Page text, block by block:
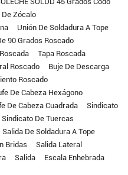
Zócalo
Unión De Soldadura A Tope
90 Grados Roscado
Tapa Roscada
Roscado
Buje De Descarga
Roscado
De Cabeza Hexágono
De Cabeza Cuadrada
Sindicato
Sindicato De Tuercas
Salida De Soldadura A Tope
Bridas
Salida Lateral
Salida Escala Enhebrada